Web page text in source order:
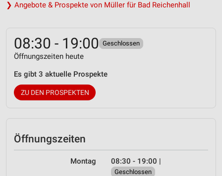
❯ Angebote & Prospekte von Müller für Bad Reichenhall
08:30 - 19:00 Geschlossen
Öffnungszeiten heute
Es gibt 3 aktuelle Prospekte
ZU DEN PROSPEKTEN
Öffnungszeiten
Montag 08:30 - 19:00 |
Geschlossen